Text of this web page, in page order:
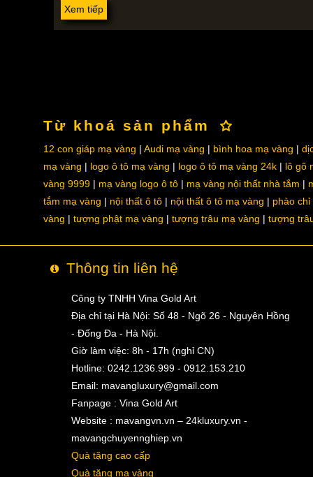
Xem tiếp
Từ khoá sản phẩm
12 con giáp mạ vàng Audi mạ vàng bình hoa mạ vàng
mạ vàng
logo ô tô mạ vàng logo ô tô mạ vàng 24k
lô gô
vàng 9999
mạ vàng logo ô tô mạ vàng nội thất nhà tắm
tắm mạ vàng
nội thất ô tô nội thất ô tô mạ vàng
phào chỉ
vàng
tượng phật mạ vàng tượng trâu mạ vàng tượng
Thông tin liên hệ
Công ty TNHH Vina Gold Art
Địa chỉ tại Hà Nội: Số 48 - Ngõ 26 - Nguyên Hồng
- Đống Đa - Hà Nội.
Giờ làm việc: 8h - 17h (nghỉ CN)
Hotline: 0242.1236.999 - 0912.153.210
Email: mavangluxury@gmail.com
Fanpage : Vina Gold Art
Website : mavangvn.vn – 24kluxury.vn -
mavangchuyennghiep.vn
Quà tặng cao cấp
Quà tặng mạ vàng